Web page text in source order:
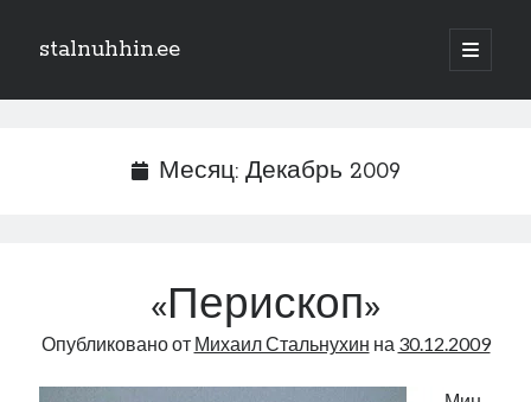
stalnuhhin.ee
отрыть
Боковая
Интервью
Месяц: Декабрь 2009
«Перископ»
Опубликовано от Михаил Стальнухин на 30.12.2009